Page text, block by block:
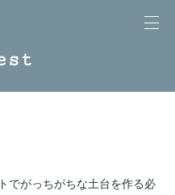
でがっちがちな土台を作る必